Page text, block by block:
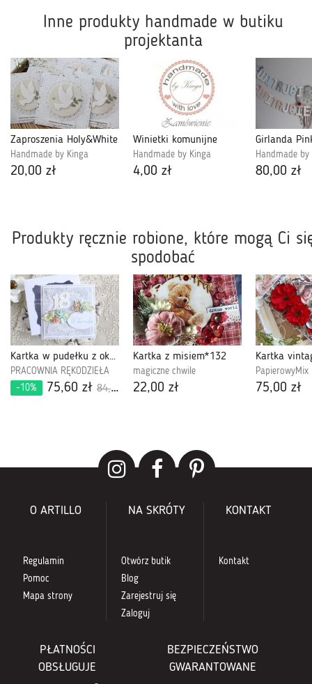
Inne produkty handmade w butiku
projektanta
Zaproszenia Holy&White
Handmade by Kinga
20,00 zł
Winietki komunijne
Handmade by Kinga
4,00 zł
Girlanda
Handmade by
80,00 zł
Produkty ręcznie robione, które mogą Ci
spodobać
Kartka w pudełku z okazji 18 urodzin 496
PRACOWNIA RĘKODZIEŁA
-10%
75,60 zł 84,00 zł
Kartka z misiem*132
magiczne chwile
22,00 zł
PapierowyMix
75,00 zł
O ARTILLO
Regulamin
Pomoc
Mapa strony
NA SKRÓTY
Otwórz butik
Blog
Zarejestruj się
Zaloguj
KONTAKT
Kontakt
PŁATNOŚCI
OBSŁUGUJE
BEZPIECZEŃSTWO
GWARANTOWANE